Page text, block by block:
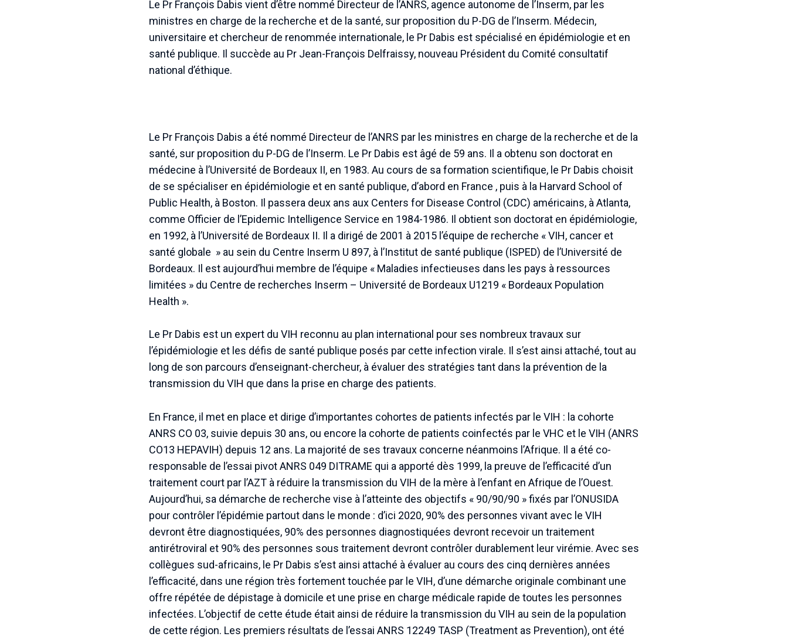
Le Pr François Dabis vient d’être nommé Directeur de l’ANRS, agence autonome de l’Inserm, par les
ministres en charge de la recherche et de la santé, sur proposition du P-DG de l’Inserm. Médecin,
universitaire et chercheur de renommée internationale, le Pr Dabis est spécialisé en épidémiologie et en
santé publique. Il succède au Pr Jean-François Delfraissy, nouveau Président du Comité consultatif
national d’éthique.
Le Pr François Dabis a été nommé Directeur de l’ANRS par les ministres en charge de la recherche et de la
santé, sur proposition du P-DG de l’Inserm. Le Pr Dabis est âgé de 59 ans. Il a obtenu son doctorat en
médecine à l’Université de Bordeaux II, en 1983. Au cours de sa formation scientifique, le Pr Dabis choisit
de se spécialiser en épidémiologie et en santé publique, d’abord en France , puis à la Harvard School of
Public Health, à Boston. Il passera deux ans aux Centers for Disease Control (CDC) américains, à Atlanta,
comme Officier de l’Epidemic Intelligence Service en 1984-1986. Il obtient son doctorat en épidémiologie,
en 1992, à l’Université de Bordeaux II. Il a dirigé de 2001 à 2015 l’équipe de recherche « VIH, cancer et
santé globale » au sein du Centre Inserm U 897, à l’Institut de santé publique (ISPED) de l’Université de
Bordeaux. Il est aujourd’hui membre de l’équipe « Maladies infectieuses dans les pays à ressources
limitées » du Centre de recherches Inserm – Université de Bordeaux U1219 « Bordeaux Population
Health ».
Le Pr Dabis est un expert du VIH reconnu au plan international pour ses nombreux travaux sur
l’épidémiologie et les défis de santé publique posés par cette infection virale. Il s’est ainsi attaché, tout au
long de son parcours d’enseignant-chercheur, à évaluer des stratégies tant dans la prévention de la
transmission du VIH que dans la prise en charge des patients.
En France, il met en place et dirige d’importantes cohortes de patients infectés par le VIH : la cohorte
ANRS CO 03, suivie depuis 30 ans, ou encore la cohorte de patients coinfectés par le VHC et le VIH (ANRS
CO13 HEPAVIH) depuis 12 ans. La majorité de ses travaux concerne néanmoins l’Afrique. Il a été co-
responsable de l’essai pivot ANRS 049 DITRAME qui a apporté dès 1999, la preuve de l’efficacité d’un
traitement court par l’AZT à réduire la transmission du VIH de la mère à l’enfant en Afrique de l’Ouest.
Aujourd’hui, sa démarche de recherche vise à l’atteinte des objectifs « 90/90/90 » fixés par l’ONUSIDA
pour contrôler l’épidémie partout dans le monde : d’ici 2020, 90% des personnes vivant avec le VIH
devront être diagnostiquées, 90% des personnes diagnostiquées devront recevoir un traitement
antirétroviral et 90% des personnes sous traitement devront contrôler durablement leur virémie. Avec ses
collègues sud-africains, le Pr Dabis s’est ainsi attaché à évaluer au cours des cinq dernières années
l’efficacité, dans une région très fortement touchée par le VIH, d’une démarche originale combinant une
offre répétée de dépistage à domicile et une prise en charge médicale rapide de toutes les personnes
infectées. L’objectif de cette étude était ainsi de réduire la transmission du VIH au sein de la population
de cette région. Les premiers résultats de l’essai ANRS 12249 TASP (Treatment as Prevention), ont été